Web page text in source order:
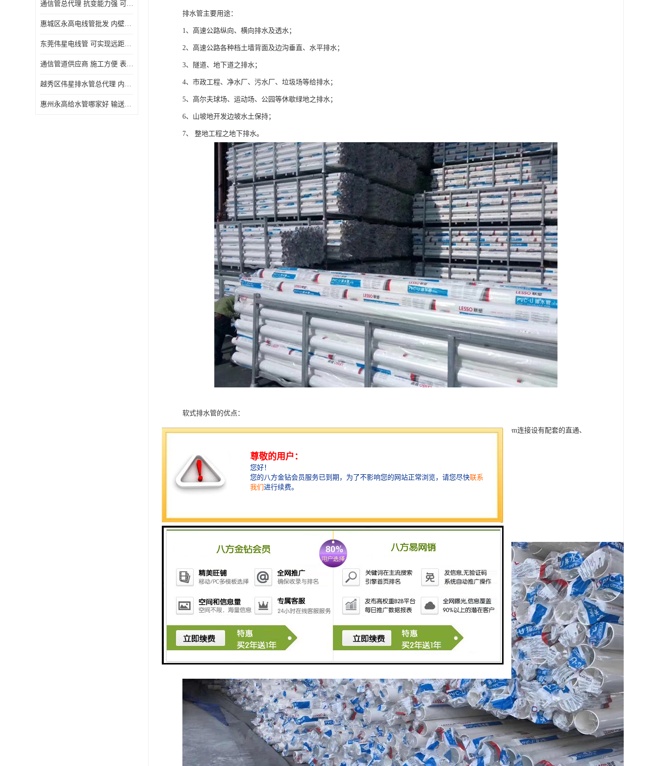
通信管总代理 抗变能力强 可耐强震 扭曲
惠城区永高电线管批发 内壁光滑 抗震性能好
东莞伟星电线管 可实现远距离通信 频率稳定性好
通信管道供应商 施工方便 表面电阻系数大
越秀区伟星排水管总代理 内部表面光滑 大功率 效率高
惠州永高给水管哪家好 输送能力强 方便施工和运输
排水管主要用途：
1、高速公路纵向、横向排水及透水；
2、高速公路各种档土墙背面及边沟垂直、水平排水；
3、隧道、地下道之排水；
4、市政工程、净水厂、污水厂、垃圾场等给排水；
5、高尔夫球场、运动场、公园等休歇绿地之排水；
6、山坡地开发边坡水土保持；
7、 整地工程之地下排水。
软式排水管的优点：
1、连接方式：施工以可靠便利为原则， Φ50mm排水管可根据隧道环向长度生产与纵向100mm排水管长度6-30m连接设有配套的直通、
2、内衬钢线：高强力弹簧硬钢丝，经磷酸防锈处理，外被覆 PVC(电阻加热法)。
3、过滤层：不织布过滤层。
5、接着材料：强力 PVC接着剂。
另外，排水管具有透水面积大、抗压强度高、铺设要求低、安装连接简单、结构轻便耐用，综合*等优点。